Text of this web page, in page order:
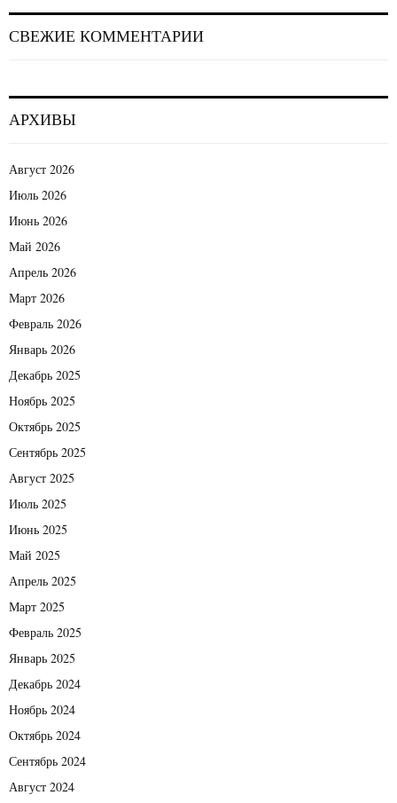
СВЕЖИЕ КОММЕНТАРИИ
АРХИВЫ
Август 2026
Июль 2026
Июнь 2026
Май 2026
Апрель 2026
Март 2026
Февраль 2026
Январь 2026
Декабрь 2025
Ноябрь 2025
Октябрь 2025
Сентябрь 2025
Август 2025
Июль 2025
Июнь 2025
Май 2025
Апрель 2025
Март 2025
Февраль 2025
Январь 2025
Декабрь 2024
Ноябрь 2024
Октябрь 2024
Сентябрь 2024
Август 2024